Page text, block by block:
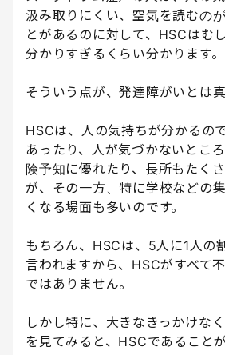
汲み取りにくい、空気を読むの
とがあるのに対して、HSCはむ
分かりすぎるくらい分かります。
そういう点が、発達障がいとは真
HSCは、人の気持ちが分かるの
あったり、人が気づかないとこ
険予知に優れたり、長所もたく
が、その一方、特に学校などの
くなる場面も多いのです。
もちろん、HSCは、5人に1人の
言われますから、HSCがすべて
ではありません。
しかし特に、大きなきっかけな
を見てみると、HSCであることが